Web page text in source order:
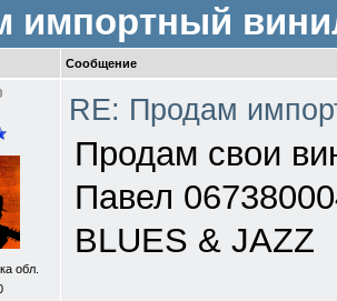
импортный
Сообщение
обл.
RE: Продам
Продам свои
Павел
BLUES & JAZZ